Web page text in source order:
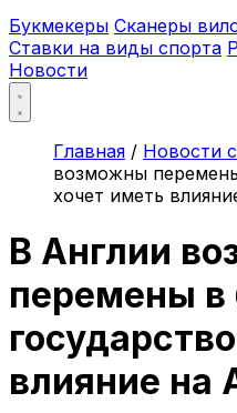
Букмекеры Сканеры
Ставки на виды спорта
Новости
Главная / Новости
возможны
хочет иметь
В Англии
перемены
влияние на